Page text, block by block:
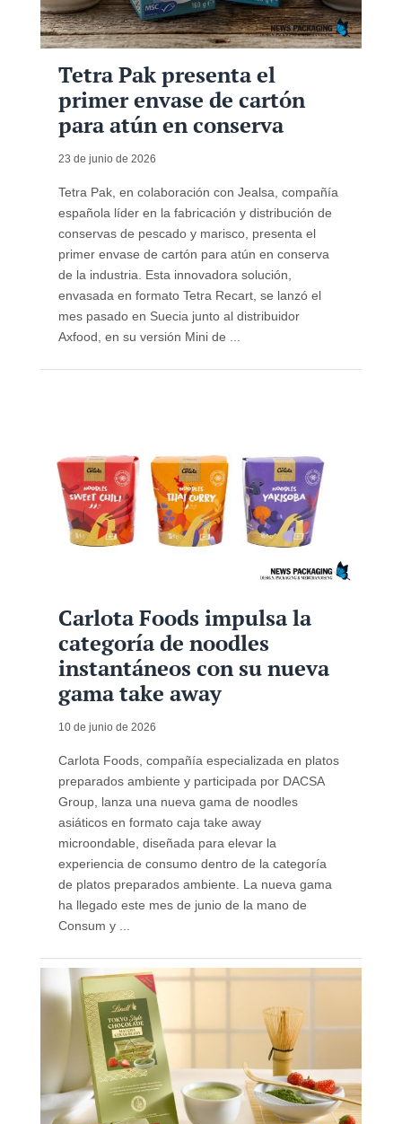
Tetra Pak presenta el
primer envase de cartón
para atún en conserva
23 de junio de 2026
Tetra Pak, en colaboración con Jealsa, compañía
española líder en la fabricación y distribución de
conservas de pescado y marisco, presenta el
primer envase de cartón para atún en conserva
de la industria. Esta innovadora solución,
envasada en formato Tetra Recart, se lanzó el
mes pasado en Suecia junto al distribuidor
Axfood, en su versión Mini de ...
Carlota Foods impulsa la
categoría de noodles
instantáneos con su nueva
gama take away
10 de junio de 2026
Carlota Foods, compañía especializada en platos
preparados ambiente y participada por DACSA
Group, lanza una nueva gama de noodles
asiáticos en formato caja take away
microondable, diseñada para elevar la
experiencia de consumo dentro de la categoría
de platos preparados ambiente. La nueva gama
ha llegado este mes de junio de la mano de
Consum y ...